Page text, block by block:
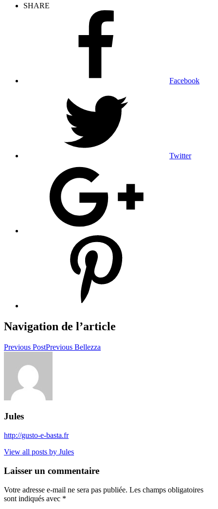
SHARE
Facebook
Twitter
Navigation de l’article
Previous PostPrevious Bellezza
Jules
http://gusto-e-basta.fr
View all posts by Jules
Laisser un commentaire
Votre adresse e-mail ne sera pas publiée. Les champs obligatoires
sont indiqués avec *